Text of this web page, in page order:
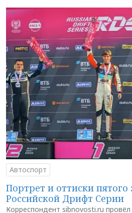
Автоспорт
Портрет и оттиски
Российской Дрифт Серии
Корреспондент sibnovosti.ru